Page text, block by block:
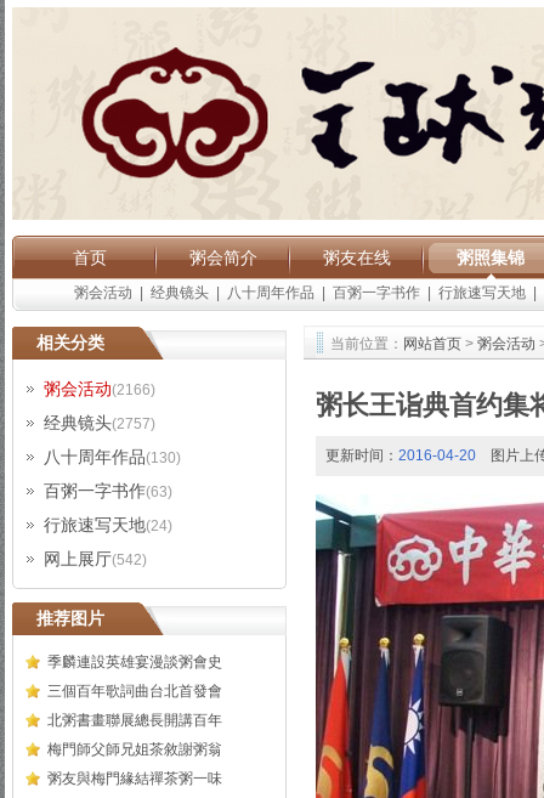
首页 粥会简介 粥友在线 粥照集锦
粥会活动 经典镜头 八十周年作品 百粥一字书作 行旅速写天地
相关分类
粥会活动(2166)
经典镜头(2757)
八十周年作品(130)
百粥一字书作(63)
行旅速写天地(24)
网上展厅(542)
推荐图片
季麟連設英雄宴漫談粥會史
三個百年歌詞曲台北首發會
北粥書畫聯展總長開講百年
梅門師父師兄姐茶敘謝粥翁
粥友與梅門緣結禪茶粥一味
当前位置： 网站首页 > 粥会活动
粥长王诣典首约集
更新时间： 2016-04-20 图片上